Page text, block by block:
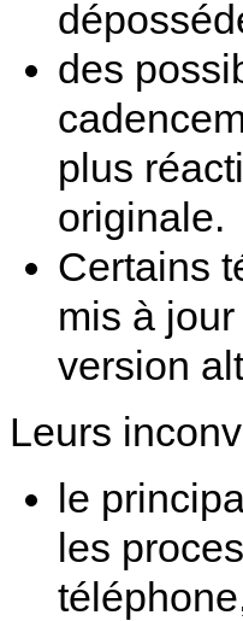
des
plus
originale.
Certains
mis à
version
Leurs
le
les